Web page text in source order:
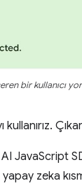
bir kullanıcı
JavaScript
zeka